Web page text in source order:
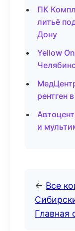
ПК
литьё
Дону
Yellow
рентген
и
← Все
Главная